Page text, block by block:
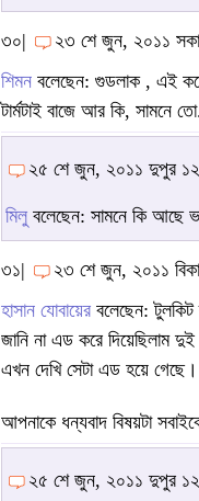
৩০|
২৩ শে জুন, ২০১১
শিমন বলেছেন: গুডলাক , এই
টার্মটাই বাজে আর কি, সামনে
২৫ শে জুন, ২০১১ দুপুর
মিলু বলেছেন: সামনে কি আছে
৩১|
২৩ শে জুন, ২০১১
হাসান যোবায়ের বলেছেন:
জানি না এড করে দিয়েছিলাম
এখন দেখি সেটা এড হয়ে গেছে।
আপনাকে ধন্যবাদ বিষয়টা
২৫ শে জুন, ২০১১ দুপুর